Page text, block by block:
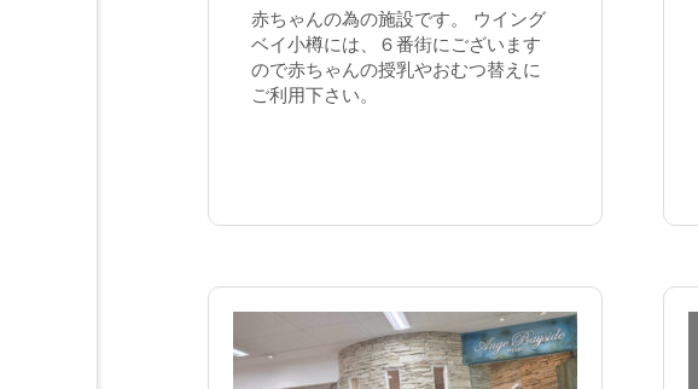
赤ちゃんの為の施設です。 ウイング
ベイ小樽には、６番街にございます
ので赤ちゃんの授乳やおむつ替えに
ご利用下さい。